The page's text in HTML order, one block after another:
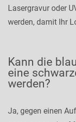
Lasergravur oder
werden, damit Ihr
Kann die
eine
werden?
Ja, gegen einen